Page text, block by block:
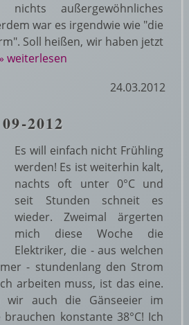
nichts außergewöhnliches
war es irgendwie wie "die
Soll heißen, wir haben jetzt
» weiterlesen
24.03.2012
2012
Es will einfach nicht Frühling
werden! Es ist weiterhin kalt,
nachts oft unter 0°C und
seit Stunden schneit es
wieder. Zweimal ärgerten
mich diese Woche die
Elektriker, die - aus welchen
- stundenlang den Strom
arbeiten muss, ist das eine.
wir auch die Gänseeier im
konstante 38°C! Ich